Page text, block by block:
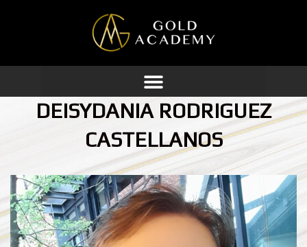
contenido
DEISYDANIA RODRIGUEZ
CASTELLANOS